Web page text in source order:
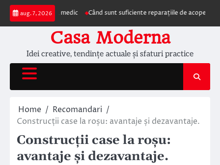
Skip
content
aug. 7, 2026
la medic Când sunt suficiente reparațiile de acoperiș și când
Casa Moderna
Idei creative, tendințe actuale și sfaturi practice
Home
Recomandari
Construcții case la roșu: avantaje și dezavantaje.
Construcții case la roșu:
avantaje și dezavantaje.